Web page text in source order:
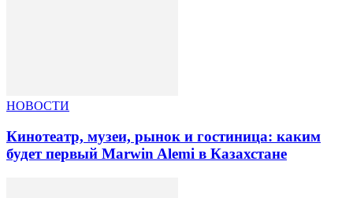
НОВОСТИ
Кинотеатр, музеи, рынок и гостиница: каким
будет первый Marwin Alemi в Казахстане